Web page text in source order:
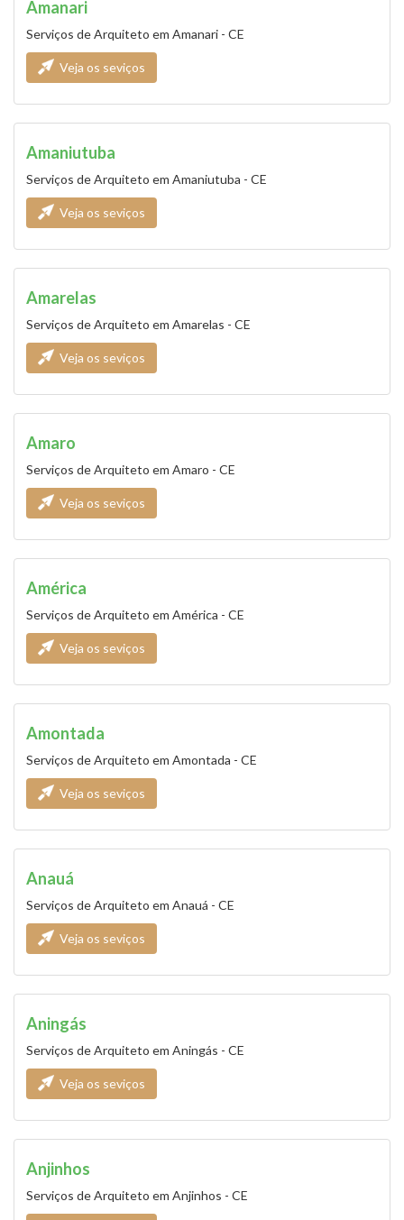
Amanari
Serviços de Arquiteto em Amanari - CE
Veja os seviços
Amaniutuba
Serviços de Arquiteto em Amaniutuba - CE
Veja os seviços
Amarelas
Serviços de Arquiteto em Amarelas - CE
Veja os seviços
Amaro
Serviços de Arquiteto em Amaro - CE
Veja os seviços
América
Serviços de Arquiteto em América - CE
Veja os seviços
Amontada
Serviços de Arquiteto em Amontada - CE
Veja os seviços
Anauá
Serviços de Arquiteto em Anauá - CE
Veja os seviços
Aningás
Serviços de Arquiteto em Aningás - CE
Veja os seviços
Anjinhos
Serviços de Arquiteto em Anjinhos - CE